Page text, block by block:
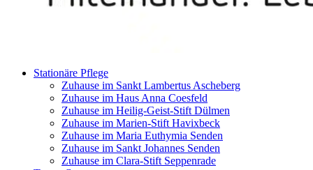
Stationäre Pflege
Zuhause im Sankt Lambertus Ascheberg
Zuhause im Haus Anna Coesfeld
Zuhause im Heilig-Geist-Stift Dülmen
Zuhause im Marien-Stift Havixbeck
Zuhause im Maria Euthymia Senden
Zuhause im Sankt Johannes Senden
Zuhause im Clara-Stift Seppenrade